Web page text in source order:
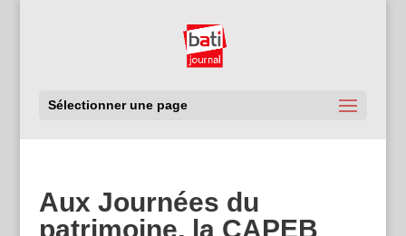
Sélectionner une page
Aux Journées du
patrimoine, la CAPEB